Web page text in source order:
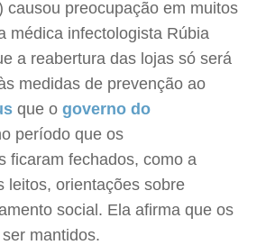
causou preocupação em muitos
médica infectologista Rúbia
a reabertura das lojas só será
medidas de prevenção ao
que o governo do
período que os
ficaram fechados, como a
leitos, orientações sobre
social. Ela afirma que os
mantidos.